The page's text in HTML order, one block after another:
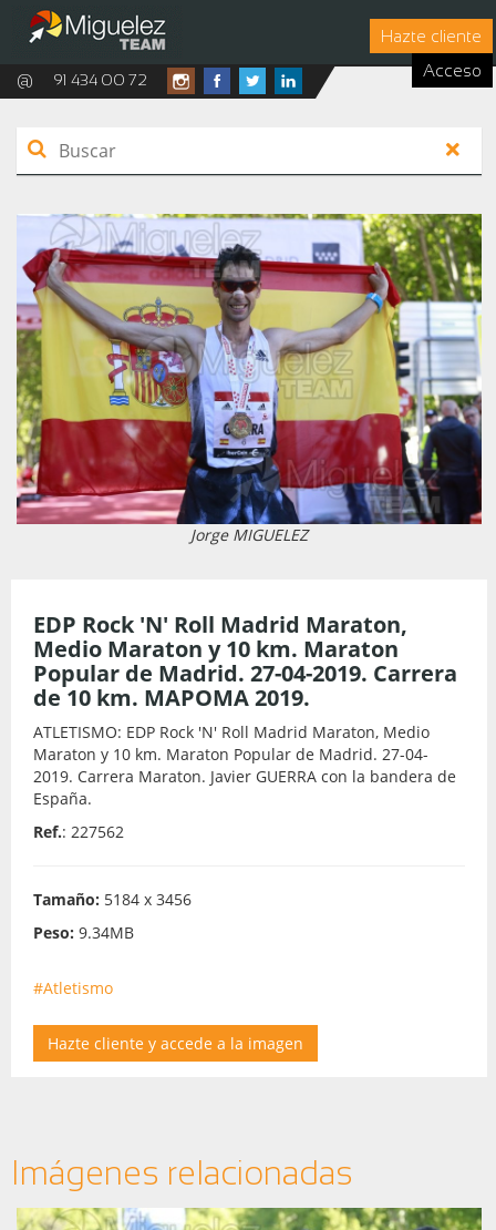
Hazte cliente
Acceso
@ 91 434 00 72
Jorge MIGUELEZ
EDP Rock 'N' Roll Madrid Maraton,
Medio Maraton y 10 km. Maraton
Popular de Madrid. 27-04-2019. Carrera
de 10 km. MAPOMA 2019.
ATLETISMO: EDP Rock 'N' Roll Madrid Maraton, Medio
Maraton y 10 km. Maraton Popular de Madrid. 27-04-
2019. Carrera Maraton. Javier GUERRA con la bandera de
España.
Ref.: 227562
Tamaño: 5184 x 3456
Peso: 9.34MB
#Atletismo
Hazte cliente y accede a la imagen
Imágenes relacionadas